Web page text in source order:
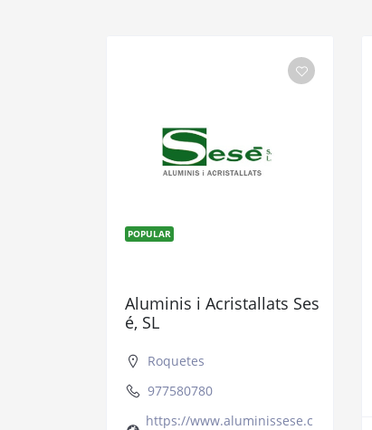
POPULAR
Aluminis i Acristallats Ses
é, SL
Roquetes
977580780
https://www.aluminissese.c